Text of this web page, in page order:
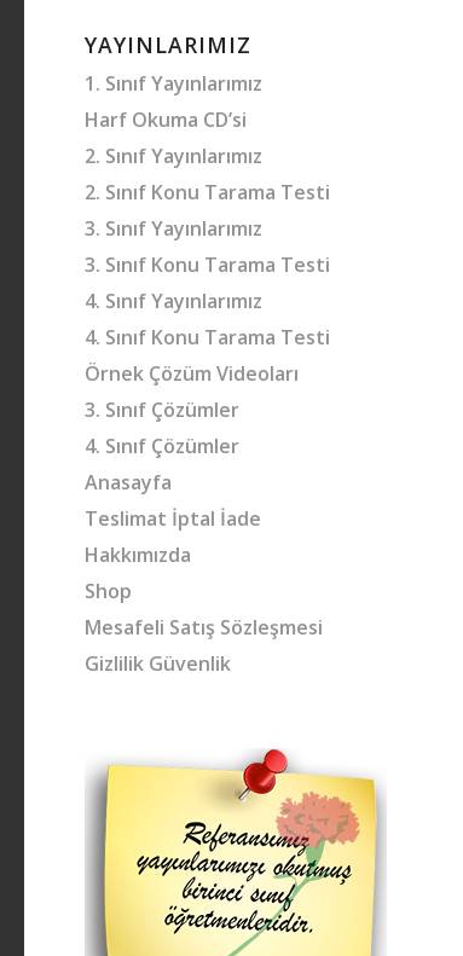
YAYINLARIMIZ
1. Sınıf Yayınlarımız
Harf Okuma CD’si
2. Sınıf Yayınlarımız
2. Sınıf Konu Tarama Testi
3. Sınıf Yayınlarımız
3. Sınıf Konu Tarama Testi
4. Sınıf Yayınlarımız
4. Sınıf Konu Tarama Testi
Örnek Çözüm Videoları
3. Sınıf Çözümler
4. Sınıf Çözümler
Anasayfa
Teslimat İptal İade
Hakkımızda
Shop
Mesafeli Satış Sözleşmesi
Gizlilik Güvenlik